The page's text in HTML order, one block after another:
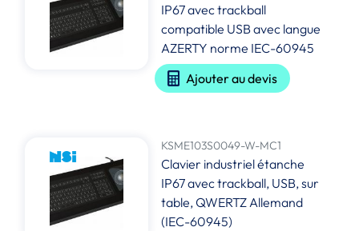
IP67 avec trackball
compatible USB avec langue
AZERTY norme IEC-60945
Ajouter au devis
KSME103S0049-W-MC1
Clavier industriel étanche
IP67 avec trackball, USB, sur
table, QWERTZ Allemand
(IEC-60945)